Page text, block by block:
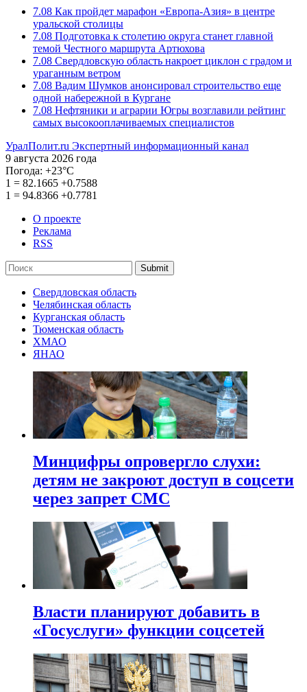
7.08 Как пройдет марафон «Европа-Азия» в центре
уральской столицы
7.08 Подготовка к столетию округа станет главной
темой Честного маршрута Артюхова
7.08 Свердловскую область накроет циклон с градом и
ураганным ветром
7.08 Вадим Шумков анонсировал строительство еще
одной набережной в Кургане
7.08 Нефтяники и аграрии Югры возглавили рейтинг
самых высокооплачиваемых специалистов
УралПолит.ru Экспертный информационный канал
9 августа 2026 года
Погода: +23°С
1 = 82.1665 +0.7588
1 = 94.8366 +0.7781
О проекте
Реклама
RSS
Submit
Свердловская область
Челябинская область
Курганская область
Тюменская область
ХМАО
ЯНАО
Минцифры опровергло слухи:
детям не закроют доступ в соцсети
через запрет СМС
Власти планируют добавить в
«Госуслуги» функции соцсетей